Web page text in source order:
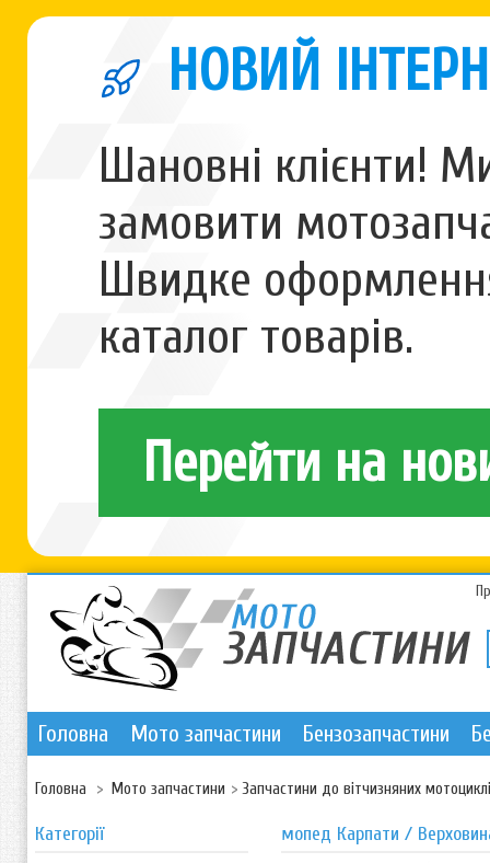
НОВИЙ
Шановні клієнти!
замовити
Швидке
каталог товарів.
Перейти на
Головна Мото запчастини Бензозапчастини
Головна > Мото запчастини > Запчастини до вітчизняних
Категорії мопед Карпати /